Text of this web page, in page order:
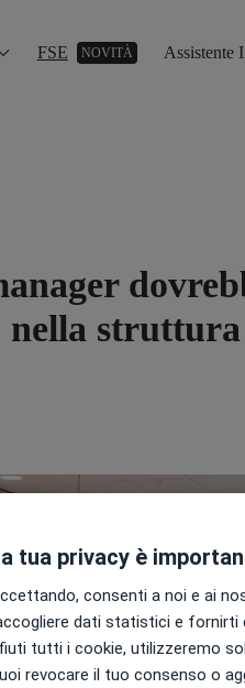
FSE NOVITÀ Assistente
nella struttura
tua privacy è
consenti a noi e ai
dati statistici e fornirti
tutti i cookie, utilizzeremo
revocare il tuo consenso o